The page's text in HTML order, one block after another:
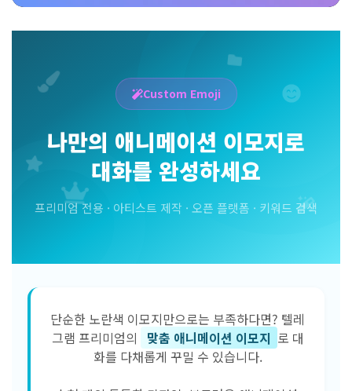
Custom Emoji
나만의 애니메이션 이모지로
대화를 완성하세요
프리미엄 전용 · 아티스트 제작 · 오픈 플랫폼 · 키워드 검색
단순한 노란색 이모지만으로는 부족하다면? 텔레
그램 프리미엄의
맞춤 애니메이션 이모지 로 대
화를 다채롭게 꾸밀 수 있습니다.